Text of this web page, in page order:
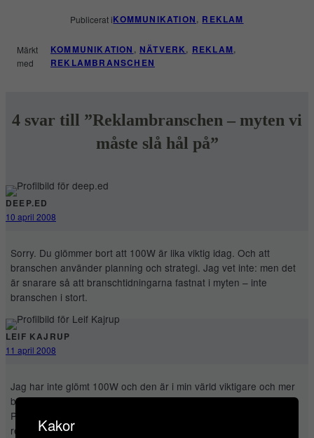
Publicerat iKOMMUNIKATION, REKLAM
Märkt
med
KOMMUNIKATION , NÄTVERK, REKLAM
REKLAMBRANSCHEN
4 svar till ”Reklambranschen – myten vi
måste slå hål på”
DEEP.ED
10 april 2008
Sorry. Du glömmer bort att 100W är lika viktig idag. Och att
branschen använder planning och strategi. Jag vet inte: men det
är snarare så att branschtidningarna fastnat i myten – inte
branschen i stort.
LEIF KAJRUP
11 april 2008
Jag har inte glömt 100W och den är i min värld viktigare och mer
betydelsefull än Guldägget då den faktisk bygger på resultat.
Poängen är att om man för ”oinvigda” säger att man jobbar i
reklambranschen så tar man automatiskt ett steg bak.
Kakor